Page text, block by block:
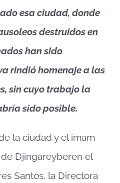
esa ciudad, donde
destruidos en
han sido
rindió homenaje a las
sin cuyo trabajo la
sido posible.
la ciudad y el imam
Djingareyberen el
Santos, la Directora